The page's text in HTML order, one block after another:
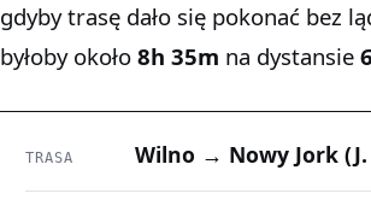
gdyby trasę dało się pokonać bez
byłoby około 8h 35m na dystansie
TRASA Wilno → Nowy Jork (J.